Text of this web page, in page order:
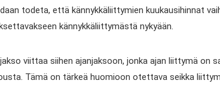
todeta, että kännykkäliittymien kuukausihinnat
kännykkäliittymästä nykyään.
viittaa siihen ajanjaksoon, jonka ajan liittymä on
Tämä on tärkeä huomioon otettava seikka